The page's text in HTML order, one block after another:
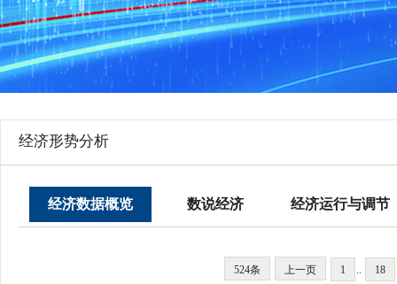
法律顾问
学会章程
地方动态 创新高技术
贸易与流
经济形势分析
经济数据概览 数说经济 经济运行与调节
524条 上一页 1 .. 18